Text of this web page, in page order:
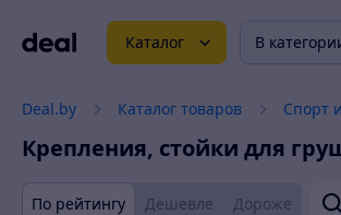
Каталог В
Deal.by Каталог товаров Спорт
Крепления, стойки для
По рейтингу Дешевле Дороже